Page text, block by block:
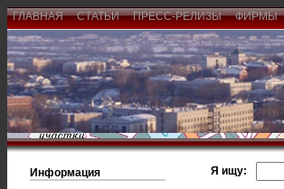
ГЛАВНАЯ СТАТЬИ ПРЕСС-РЕЛИЗЫ ФИРМЫ
Информация
Я ищу: